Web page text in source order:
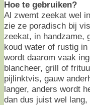
Hoe te gebruiken?
Al zwemt zeekat wel
zie ze poradisch bij
zeekat, in handzame,
koud water of rustig
wordt daarom vaak
blancheer, grill of
pijlinktvis, gauw
langer, anders wordt
dan dus juist wel lang,